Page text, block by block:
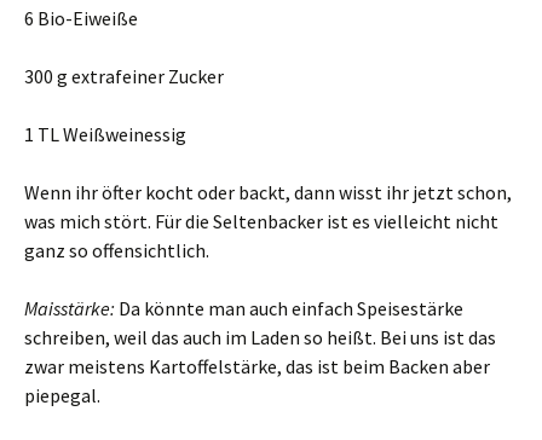
6 Bio-Eiweiße
300 g extrafeiner Zucker
1 TL Weißweinessig
Wenn ihr öfter kocht oder backt, dann wisst ihr jetzt schon,
was mich stört. Für die Seltenbacker ist es vielleicht nicht
ganz so offensichtlich.
Maisstärke: Da könnte man auch einfach Speisestärke
schreiben, weil das auch im Laden so heißt. Bei uns ist das
zwar meistens Kartoffelstärke, das ist beim Backen aber
piepegal.